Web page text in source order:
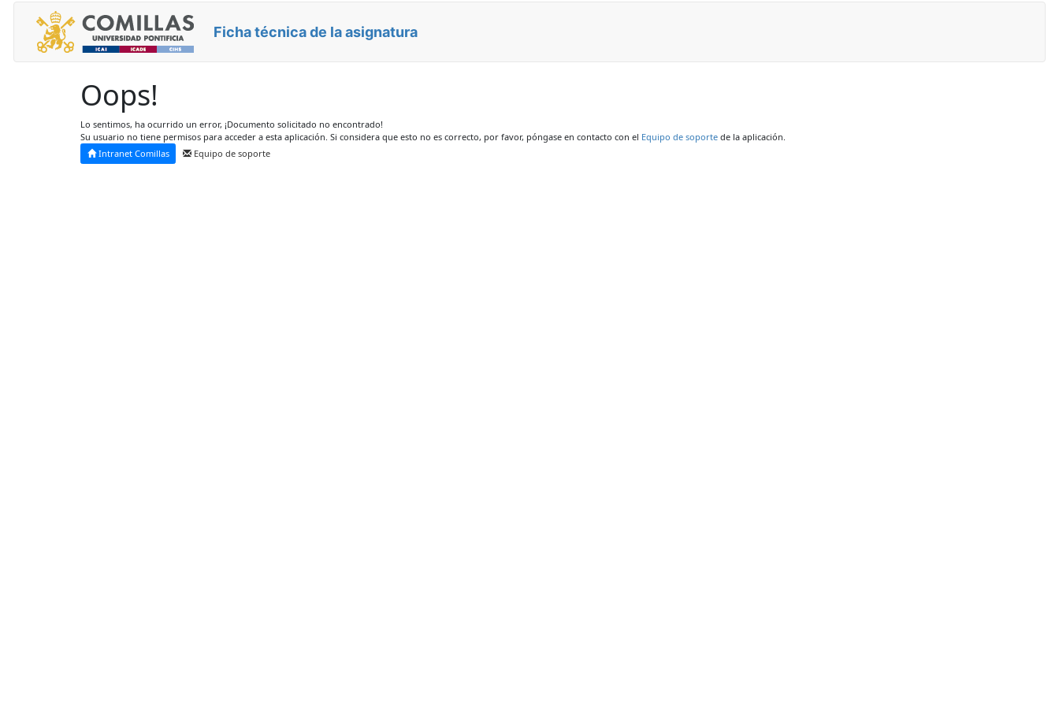
Ficha técnica de la asignatura
Oops!
Lo sentimos, ha ocurrido un error, ¡Documento solicitado no encontrado!
Su usuario no tiene permisos para acceder a esta aplicación. Si considera que esto no es correcto, por favor, póngase en contacto con el Equipo de soporte de la aplicación.
Intranet Comillas
Equipo de soporte